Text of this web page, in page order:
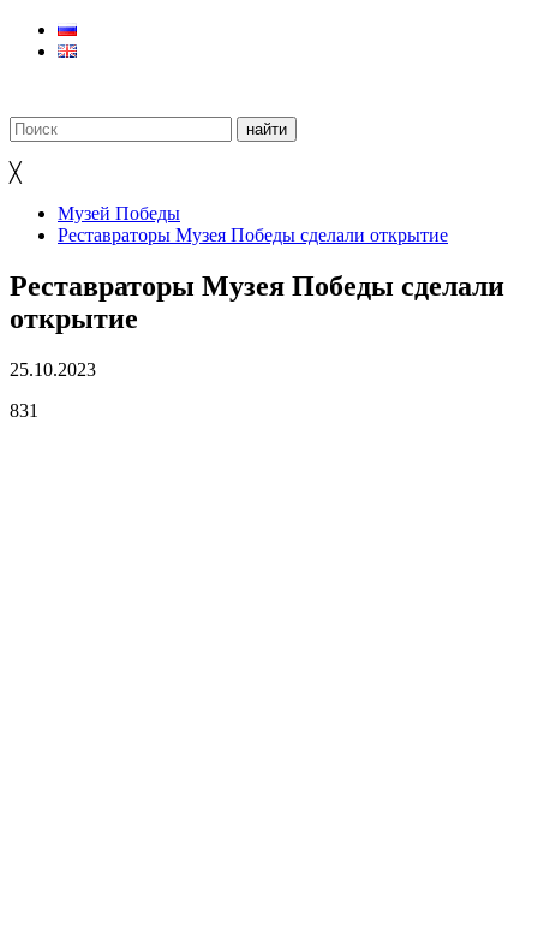
╳
Музей Победы
Реставраторы Музея Победы сделали открытие
Реставраторы Музея Победы сделали
открытие
25.10.2023
831